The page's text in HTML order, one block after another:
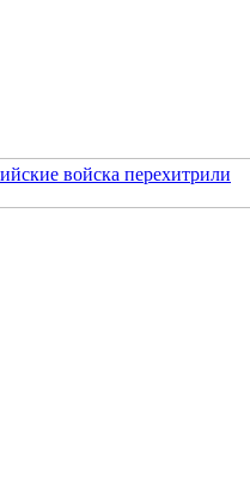
войска перехитрили